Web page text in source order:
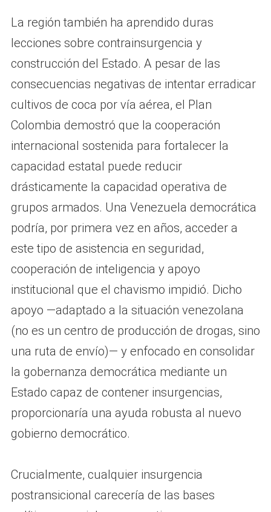
La región también ha aprendido duras
lecciones sobre contrainsurgencia y
construcción del Estado. A pesar de las
consecuencias negativas de intentar erradicar
cultivos de coca por vía aérea, el Plan
Colombia demostró que la cooperación
internacional sostenida para fortalecer la
capacidad estatal puede reducir
drásticamente la capacidad operativa de
grupos armados. Una Venezuela democrática
podría, por primera vez en años, acceder a
este tipo de asistencia en seguridad,
cooperación de inteligencia y apoyo
institucional que el chavismo impidió. Dicho
apoyo —adaptado a la situación venezolana
(no es un centro de producción de drogas, sino
una ruta de envío)— y enfocado en consolidar
la gobernanza democrática mediante un
Estado capaz de contener insurgencias,
proporcionaría una ayuda robusta al nuevo
gobierno democrático.
Crucialmente, cualquier insurgencia
postransicional carecería de las bases